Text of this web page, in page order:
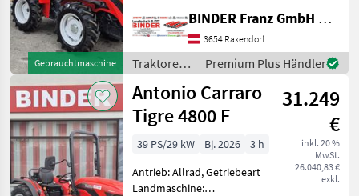
Gebrauchtmaschine
ohne Kabine,
Zapfwellendrehzahl: 540,
Höchstgeschwindigkeit in
km/h: 30 km/h, Aufladung:
Turbolader,
BINDER Franz GmbH & CoKG
3654 Raxendorf
Traktoren /
Antonio
Carraro
Premium Plus Händler
Antonio Carraro
Tigre 4800 F
31.249
€
inkl. 20 %
MwSt.
26.040,83 €
exkl.
39 PS/29 kW Bj. 2026
3 h
Antrieb: Allrad, Getriebeart
Landmaschine: